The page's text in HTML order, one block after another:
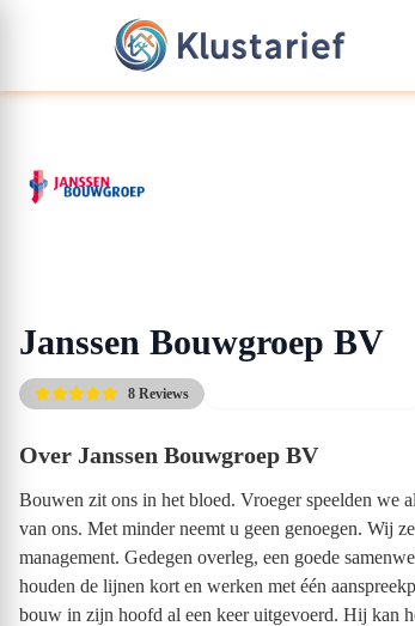
Janssen Bouwgroep BV
8 Reviews
Over Janssen Bouwgroep BV
Bouwen zit ons in het bloed. Vroeger speelden we
van ons. Met minder neemt u geen genoegen. Wij
management. Gedegen overleg, een goede
houden de lijnen kort en werken met één
bouw in zijn hoofd al een keer uitgevoerd. Hij kan